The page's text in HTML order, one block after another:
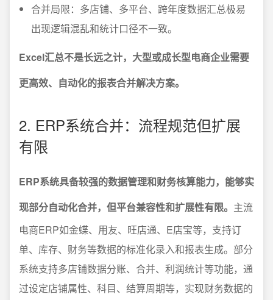
合并局限：多店铺、多平台、跨年度数据汇总极易
出现逻辑混乱和统计口径不一致。
Excel汇总不是长远之计，大型或成长型电商企业需要
更高效、自动化的报表合并解决方案。
2. ERP系统合并：流程规范但扩展
有限
ERP系统具备较强的数据管理和财务核算能力，能够实
现部分自动化合并，但平台兼容性和扩展性有限。 主流
电商ERP如金蝶、用友、旺店通、E店宝等，支持订
单、库存、财务等数据的标准化录入和报表生成。部分
系统支持多店铺数据分账、合并、利润统计等功能，通
过设定店铺属性、科目、结算周期等，实现财务数据的